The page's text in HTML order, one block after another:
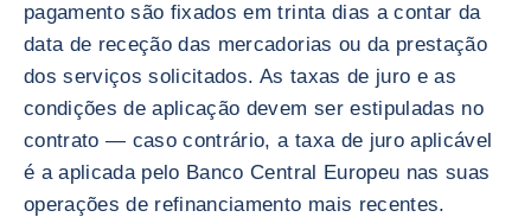
pagamento são fixados em trinta dias a contar da
data de receção das mercadorias ou da prestação
dos serviços solicitados. As taxas de juro e as
condições de aplicação devem ser estipuladas no
contrato — caso contrário, a taxa de juro aplicável
é a aplicada pelo Banco Central Europeu nas suas
operações de refinanciamento mais recentes.